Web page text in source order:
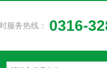
服务热线： 0316-